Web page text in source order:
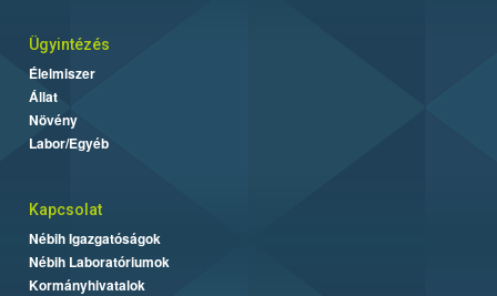
Ügyintézés
Élelmiszer
Állat
Növény
Labor/Egyéb
Kapcsolat
Nébih Igazgatóságok
Nébih Laboratóriumok
Kormányhivatalok